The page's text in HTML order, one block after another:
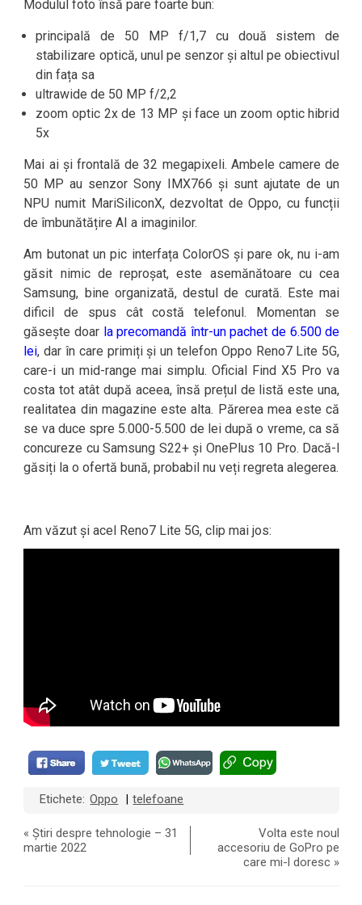
Modulul foto însă pare foarte bun:
principală de 50 MP f/1,7 cu două sistem de
stabilizare optică, unul pe senzor și altul pe obiectivul
din fața sa
ultrawide de 50 MP f/2,2
zoom optic 2x de 13 MP și face un zoom optic hibrid
5x
Mai ai și frontală de 32 megapixeli. Ambele camere de
50 MP au senzor Sony IMX766 și sunt ajutate de un
NPU numit MariSiliconX, dezvoltat de Oppo, cu funcții
de îmbunătățire AI a imaginilor.
Am butonat un pic interfața ColorOS și pare ok, nu i-am
găsit nimic de reproșat, este asemănătoare cu cea
Samsung, bine organizată, destul de curată. Este mai
dificil de spus cât costă telefonul. Momentan se
găsește doar la precomandă într-un pachet de 6.500 de
lei, dar în care primiți și un telefon Oppo Reno7 Lite 5G,
care-i un mid-range mai simplu. Oficial Find X5 Pro va
costa tot atât după aceea, însă prețul de listă este una,
realitatea din magazine este alta. Părerea mea este că
se va duce spre 5.000-5.500 de lei după o vreme, ca să
concureze cu Samsung S22+ și OnePlus 10 Pro. Dacă-l
găsiți la o ofertă bună, probabil nu veți regreta alegerea.
Am văzut și acel Reno7 Lite 5G, clip mai jos:
Etichete: Oppo | telefoane
«Știri despre tehnologie – 31
martie 2022
Volta este noul
accesoriu de GoPro pe
care mi-l doresc »